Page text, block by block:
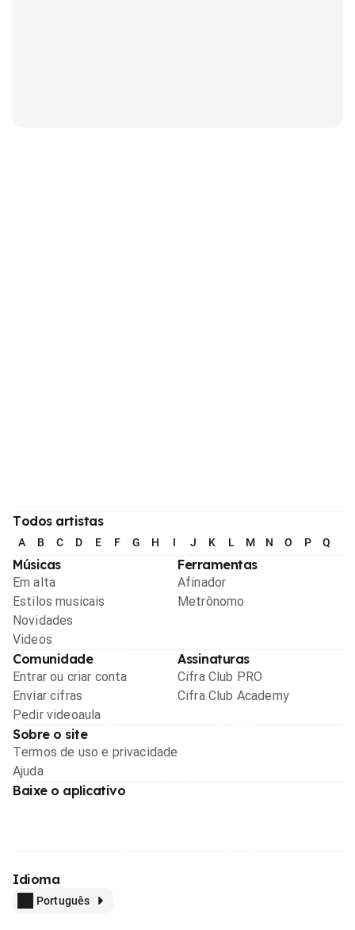
Todos artistas
A B C D E F G H I J K L M N O P Q
Músicas
Em alta
Estilos musicais
Novidades
Videos
Ferramentas
Afinador
Metrônomo
Comunidade
Entrar ou criar conta
Enviar cifras
Pedir videoaula
Assinaturas
Cifra Club PRO
Cifra Club Academy
Sobre o site
Termos de uso e privacidade
Ajuda
Baixe o aplicativo
Idioma
Português